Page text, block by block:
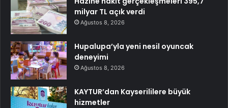
milyar TL açık verdi
Ağustos 8, 2026
Hupalupa’yla yeni nesil oyuncak
deneyimi
Ağustos 8, 2026
KAYTUR’dan Kayserililere büyük
hizmetler